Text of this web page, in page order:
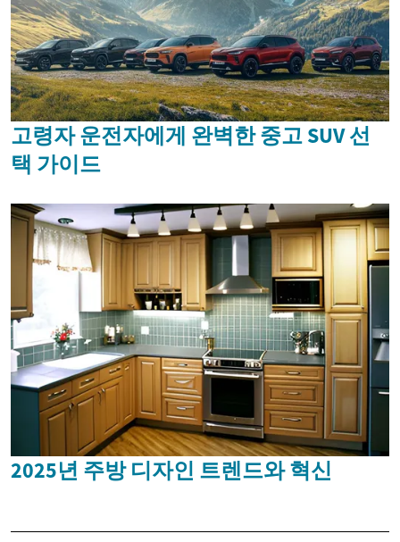
고령자 운전자에게 완벽한 중고 SUV 선
택 가이드
2025년 주방 디자인 트렌드와 혁신